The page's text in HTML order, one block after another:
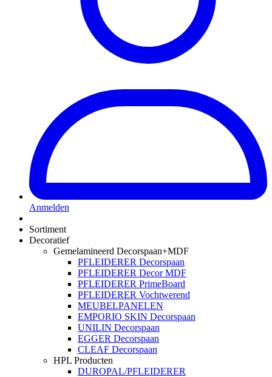
Anmelden
Sortiment
Decoratief
Gemelamineerd Decorspaan+MDF
PFLEIDERER Decorspaan
PFLEIDERER Decor MDF
PFLEIDERER PrimeBoard
PFLEIDERER Vochtwerend
MEUBELPANELEN
EMPORIO SKIN Decorspaan
UNILIN Decorspaan
EGGER Decorspaan
CLEAF Decorspaan
HPL Producten
DUROPAL/PFLEIDERER